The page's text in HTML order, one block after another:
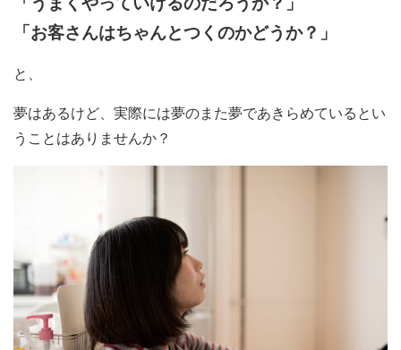
「お客さんはちゃんとつくのかどうか？」
と、
夢はあるけど、実際には夢のまた夢であきらめているとい
うことはありませんか？